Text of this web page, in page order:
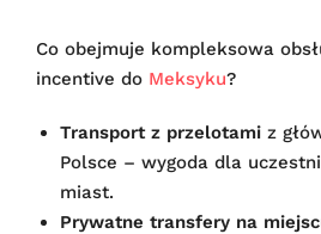
Co obejmuje kompleksowa
incentive do Meksyku?
Transport z przelotami z
Polsce – wygoda dla
miast.
Prywatne transfery na